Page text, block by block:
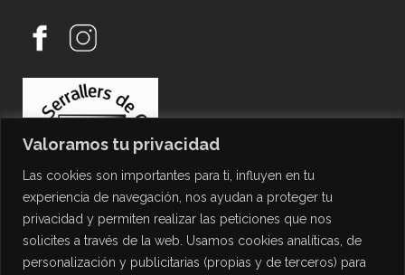
Valoramos tu privacidad
Las cookies son importantes para ti, influyen en tu
experiencia de navegación, nos ayudan a proteger tu
privacidad y permiten realizar las peticiones que nos
solicites a través de la web. Usamos cookies analíticas, de
personalización y publicitarias (propias y de terceros) para
PROTECCIÓN DE DATOS